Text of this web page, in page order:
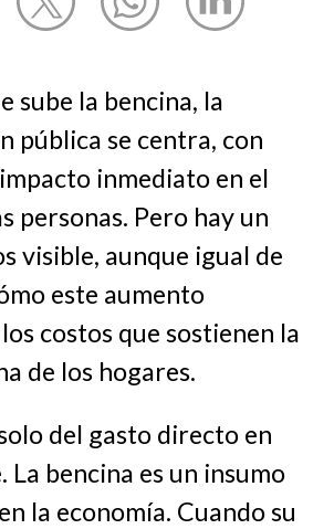
sube la bencina, la
pública se centra, con
inmediato en el
personas. Pero hay un
visible, aunque igual de
este aumento
costos que sostienen la
de los hogares.
del gasto directo en
La bencina es un insumo
la economía. Cuando su